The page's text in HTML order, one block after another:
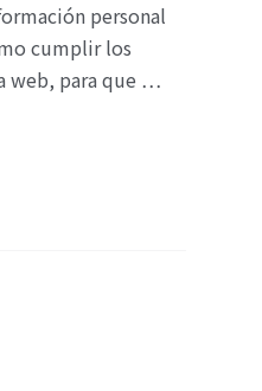
personal
cumplir los
web, para que …